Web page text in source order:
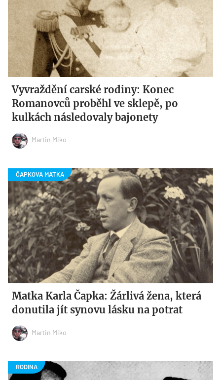
Vyvraždění carské rodiny: Konec
Romanovců proběhl ve sklepě, po
kulkách následovaly bajonety
Martin Miko
Matka Karla Čapka: Žárlivá žena, která
donutila jít synovu lásku na potrat
Martin Miko